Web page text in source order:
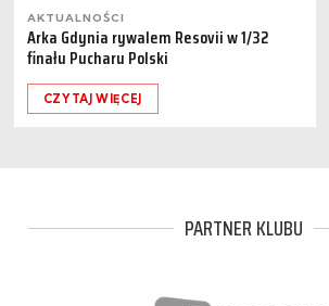
AKTUALNOŚCI
Arka Gdynia rywalem Resovii w 1/32
finału Pucharu Polski
CZYTAJ WIĘCEJ
PARTNER KLUBU